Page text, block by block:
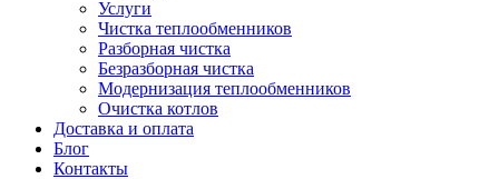
Услуги
Чистка теплообменников
Разборная чистка
Безразборная чистка
Модернизация теплообменников
Очистка котлов
Доставка и оплата
Блог
Контакты